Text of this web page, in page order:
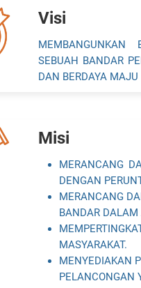
Visi
MEMBANGUNKAN
SEBUAH BANDAR
DAN BERDAYA MAJU
Misi
MERANCANG
DENGAN
MERANCANG
BANDAR
MASYARAKAT.
MENYEDIAKAN
PELANCONGAN